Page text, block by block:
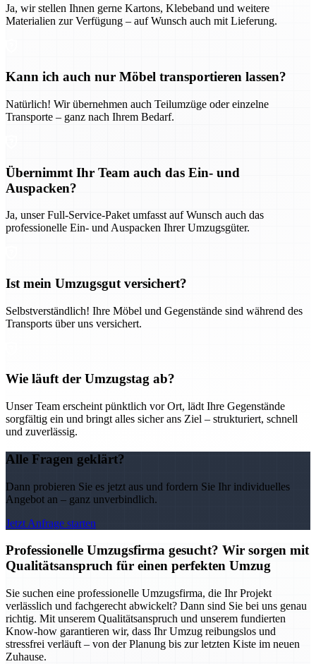
Ja, wir stellen Ihnen gerne Kartons, Klebeband und weitere
Materialien zur Verfügung – auf Wunsch auch mit Lieferung.
Kann ich auch nur Möbel transportieren lassen?
Natürlich! Wir übernehmen auch Teilumzüge oder einzelne
Transporte – ganz nach Ihrem Bedarf.
Übernimmt Ihr Team auch das Ein- und
Auspacken?
Ja, unser Full-Service-Paket umfasst auf Wunsch auch das
professionelle Ein- und Auspacken Ihrer Umzugsgüter.
Ist mein Umzugsgut versichert?
Selbstverständlich! Ihre Möbel und Gegenstände sind während des
Transports über uns versichert.
Wie läuft der Umzugstag ab?
Unser Team erscheint pünktlich vor Ort, lädt Ihre Gegenstände
sorgfältig ein und bringt alles sicher ans Ziel – strukturiert, schnell
und zuverlässig.
Alle Fragen geklärt?
Dann probieren Sie es jetzt aus und fordern Sie Ihr individuelles
Angebot an – ganz unverbindlich.
Jetzt Anfrage starten
Professionelle Umzugsfirma gesucht? Wir sorgen mit
Qualitätsanspruch für einen perfekten Umzug
Sie suchen eine professionelle Umzugsfirma, die Ihr Projekt
verlässlich und fachgerecht abwickelt? Dann sind Sie bei uns genau
richtig. Mit unserem Qualitätsanspruch und unserem fundierten
Know-how garantieren wir, dass Ihr Umzug reibungslos und
stressfrei verläuft – von der Planung bis zur letzten Kiste im neuen
Zuhause.